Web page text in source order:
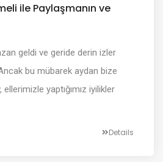
ile Paylaşmanın ve
geldi ve geride derin izler
bu mübarek aydan bize
yaptığımız iyilikler
Details